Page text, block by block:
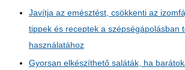
Javítja az emésztést, csökkenti az
tippek és receptek a szépségápolásban
használatához
Gyorsan elkészíthető saláták, ha